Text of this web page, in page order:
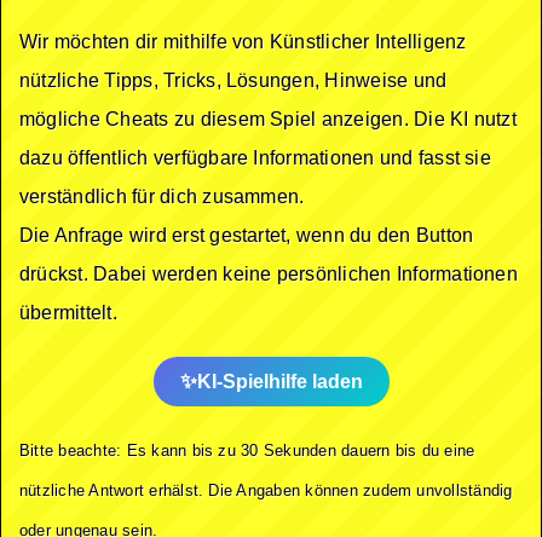
Wir möchten dir mithilfe von Künstlicher Intelligenz
nützliche Tipps, Tricks, Lösungen, Hinweise und
mögliche Cheats zu diesem Spiel anzeigen. Die KI nutzt
dazu öffentlich verfügbare Informationen und fasst sie
verständlich für dich zusammen.
Die Anfrage wird erst gestartet, wenn du den Button
drückst. Dabei werden keine persönlichen Informationen
übermittelt.
KI-Spielhilfe laden
Bitte beachte: Es kann bis zu 30 Sekunden dauern bis du eine
nützliche Antwort erhälst. Die Angaben können zudem unvollständig
oder ungenau sein.